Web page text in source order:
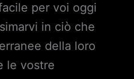
per voi oggi
in ciò che
della loro
le vostre